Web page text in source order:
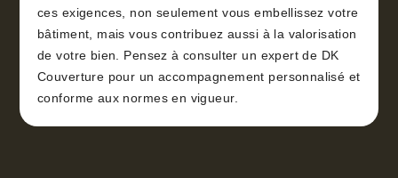
ces exigences, non seulement vous embellissez votre
bâtiment, mais vous contribuez aussi à la valorisation
de votre bien. Pensez à consulter un expert de DK
Couverture pour un accompagnement personnalisé et
conforme aux normes en vigueur.